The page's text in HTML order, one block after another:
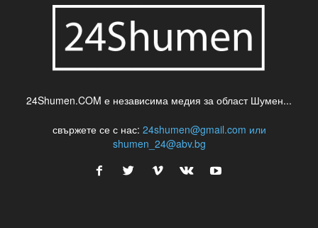
24Shumen.COM е независима медия за област Шумен...
свържете се с нас: 24shumen@gmail.com или
shumen_24@abv.bg